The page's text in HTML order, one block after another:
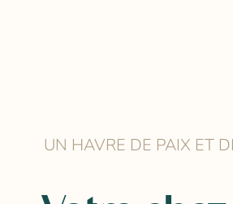
UN HAVRE DE PAIX ET